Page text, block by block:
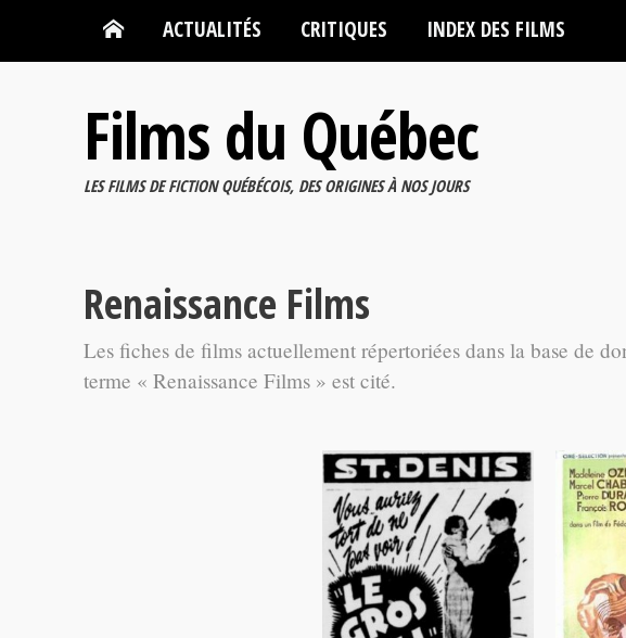
ACTUALITÉS CRITIQUES INDEX DES FILMS
Films du Québec
LES FILMS DE FICTION QUÉBÉCOIS, DES ORIGINES À NOS JOURS
Renaissance Films
Les fiches de films actuellement répertoriées dans la base de
terme « Renaissance Films » est cité.
Le gros
Bill
Le